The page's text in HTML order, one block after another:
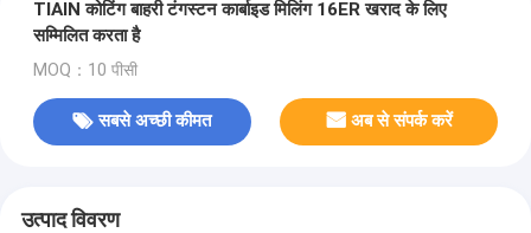
TIAIN कोटिंग बाहरी टंगस्टन कार्बाइड मिलिंग 16ER खराद के लिए
सम्मिलित करता है
MOQ：10 पीसी
सबसे अच्छी कीमत अब से संपर्क करें
उत्पाद विवरण